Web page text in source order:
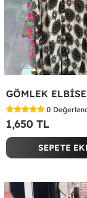
GÖMLEK
0
1,650 TL
SEPETE